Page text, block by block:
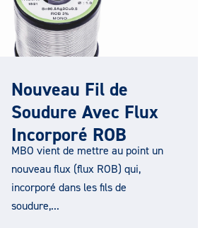
Nouveau Fil de
Soudure Avec Flux
Incorporé ROB
MBO vient de mettre au point un
nouveau flux (flux ROB) qui,
incorporé dans les fils de
soudure,...